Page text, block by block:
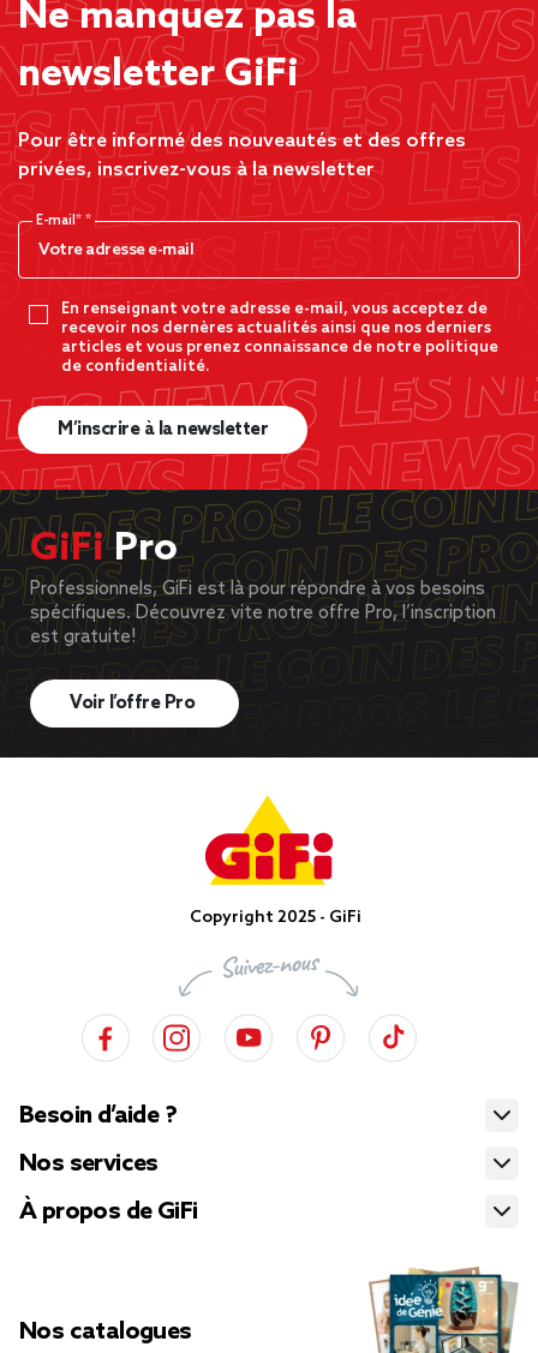
Ne manquez pas la
newsletter GiFi
Pour être informé des nouveautés et des offres
privées, inscrivez-vous à la newsletter
E-mail*
En renseignant votre adresse e-mail, vous acceptez de
recevoir nos dernères actualités ainsi que nos derniers
articles et vous prenez connaissance de notre politique
de confidentialité.
M’inscrire à la newsletter
GiFiPro
Professionnels, GiFi est là pour répondre à vos besoins
spécifiques. Découvrez vite notre offre Pro, l’inscription
est gratuite!
Voir l’offre Pro
Copyright 2025 - GiFi
Besoin d’aide ?
Nos services
À propos de GiFi
Nos catalogues